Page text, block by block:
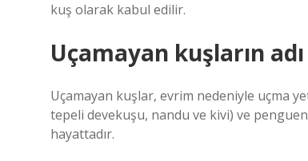
kuş olarak kabul edilir.
Uçamayan kuşların
Uçamayan kuşlar, evrim nedeniyle uçma
tepeli devekuşu, nandu ve kivi) ve
hayattadır.